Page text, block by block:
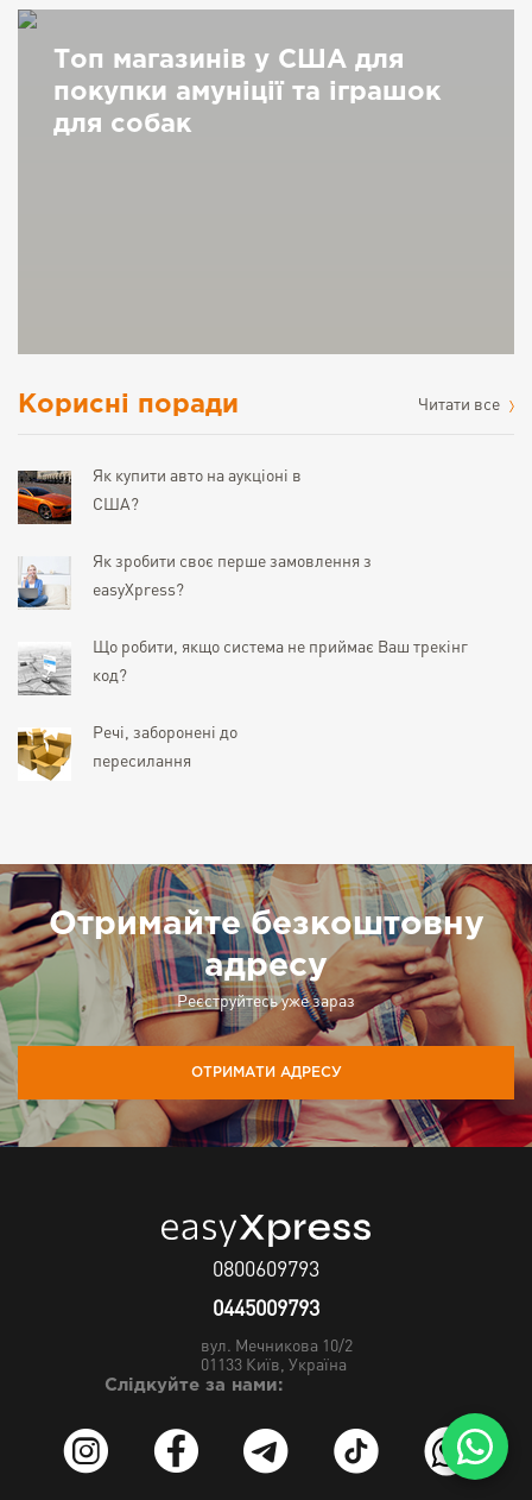
Топ магазинів у США для
покупки амуніції та іграшок
для собак
Корисні поради Читати все
Як купити авто на аукціоні в
США?
Як зробити своє перше замовлення з
easyXpress?
Що робити, якщо система не приймає Ваш трекінг
код?
Речі, заборонені до
пересилання
Отримайте безкоштовну
адресу
Реєструйтесь уже зараз
ОТРИМАТИ АДРЕСУ
0800609793
0445009793
вул. Мечникова 10/2
01133 Київ, Україна
Слідкуйте за нами: